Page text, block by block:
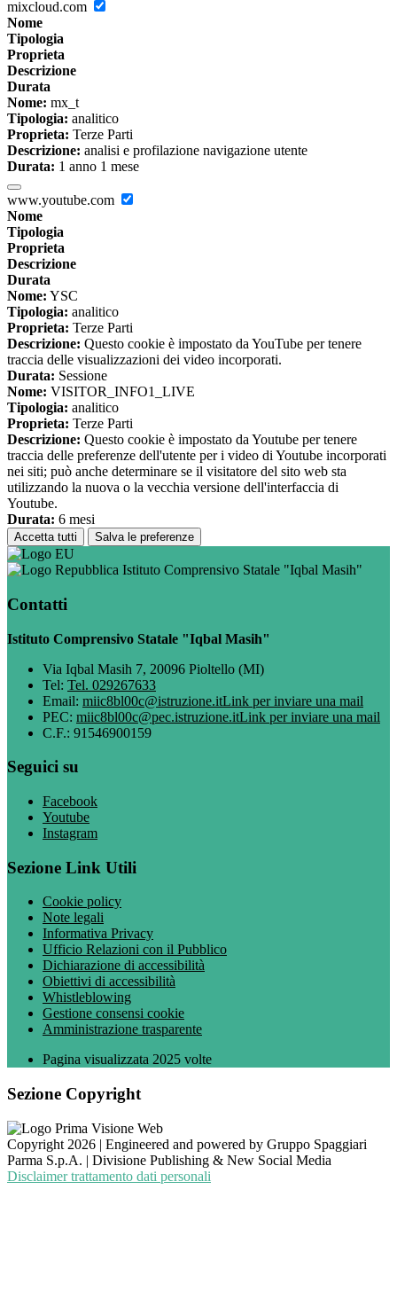
mixcloud.com
Nome
Tipologia
Proprieta
Descrizione
Durata
Nome: mx_t
Tipologia: analitico
Proprieta: Terze Parti
Descrizione: analisi e profilazione navigazione utente
Durata: 1 anno 1 mese
www.youtube.com
Nome
Tipologia
Proprieta
Descrizione
Durata
Nome: YSC
Tipologia: analitico
Proprieta: Terze Parti
Descrizione: Questo cookie è impostato da YouTube per tenere
traccia delle visualizzazioni dei video incorporati.
Durata: Sessione
Nome: VISITOR_INFO1_LIVE
Tipologia: analitico
Proprieta: Terze Parti
Descrizione: Questo cookie è impostato da Youtube per tenere
traccia delle preferenze dell'utente per i video di Youtube incorporati
nei siti; può anche determinare se il visitatore del sito web sta
utilizzando la nuova o la vecchia versione dell'interfaccia di
Youtube.
Durata: 6 mesi
Accetta tutti Salva le preferenze
Istituto Comprensivo Statale "Iqbal Masih"
Contatti
Istituto Comprensivo Statale "Iqbal Masih"
Via Iqbal Masih 7, 20096 Pioltello (MI)
Tel: Tel. 029267633
Email: miic8bl00c@istruzione.itLink per inviare una mail
PEC: miic8bl00c@pec.istruzione.itLink per inviare una mail
C.F.: 91546900159
Seguici su
Facebook
Youtube
Instagram
Sezione Link Utili
Cookie policy
Note legali
Informativa Privacy
Ufficio Relazioni con il Pubblico
Dichiarazione di accessibilità
Obiettivi di accessibilità
Whistleblowing
Gestione consensi cookie
Amministrazione trasparente
Pagina visualizzata 2025 volte
Sezione Copyright
Copyright 2026 | Engineered and powered by Gruppo Spaggiari
Parma S.p.A. | Divisione Publishing & New Social Media
Disclaimer trattamento dati personali